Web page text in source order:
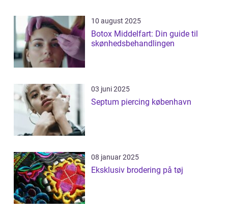
10 august 2025
Botox Middelfart: Din guide til
skønhedsbehandlingen
03 juni 2025
Septum piercing københavn
08 januar 2025
Eksklusiv brodering på tøj